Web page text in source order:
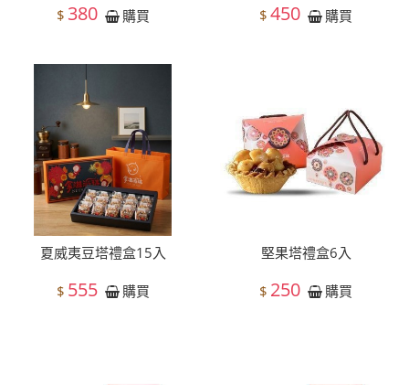
$ 380 購買 $ 450 購買
夏威夷豆塔禮盒15入
$ 555 購買
堅果塔禮盒6入
$ 250 購買